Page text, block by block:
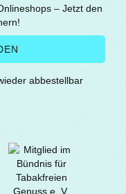
– Jetzt den
abbestellbar